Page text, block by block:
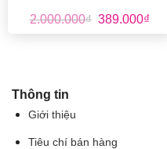
2.000.000₫ Giá
389.000₫
Thông tin
Giới thiệu
Tiêu chí bán hàng